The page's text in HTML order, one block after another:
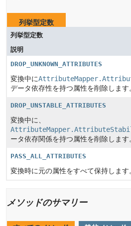
列挙型定数
列挙型定数
説明
DROP_UNKNOWN_ATTRIBUTES
変換中に
データ依存性を持つ属性を削除します
DROP_UNSTABLE_ATTRIBUTES
変換中に、
ータ依存関係を持つ属性を削除します
PASS_ALL_ATTRIBUTES
変換時に元の属性をすべて保持します
メソッドのサマリー